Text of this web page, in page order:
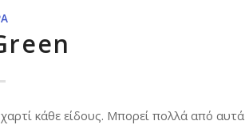
κάθε είδους. Μπορεί πολλά από αυτά